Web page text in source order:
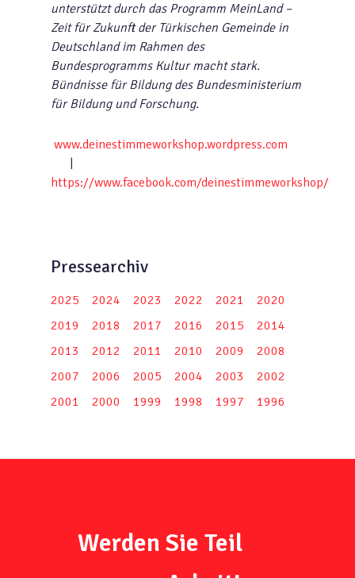
unterstützt durch das Programm MeinLand –
Zeit für Zukunft der Türkischen Gemeinde in
Deutschland im Rahmen des
Bundesprogramms Kultur macht stark.
Bündnisse für Bildung des Bundesministerium
für Bildung und Forschung.
www.deinestimmeworkshop.wordpress.com
https://www.facebook.com/deinestimmeworkshop/
Pressearchiv
2025 2024 2023 2022 2021
2020
2019
2018 2017 2016 2015
2014
2013
2012 2011 2010 2009
2008
2007
2006 2005 2004 2003
2002
2001
2000 1999 1998 1997 1996
Werden Sie Teil